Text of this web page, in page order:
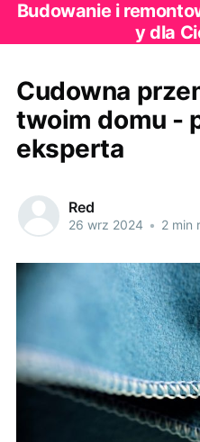
Budowanie i
y dla
Cudowna
twoim domu -
eksperta
Red
26 wrz 2024 • 2 min